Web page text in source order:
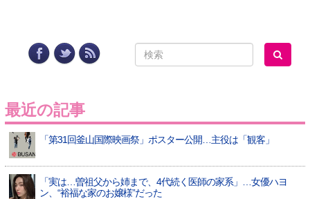
最近の記事
「第31回釜山国際映画祭」ポスター公開…主役は「観客」
「実は…曽祖父から姉まで、4代続く医師の家系」…女優ハヨ
ン、“裕福な家のお嬢様”だった